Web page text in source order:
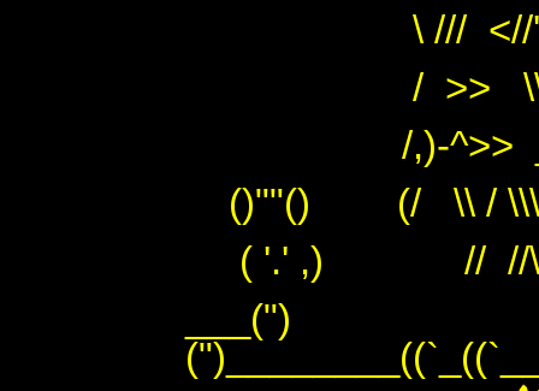
\ /// <//'
/ >>
/,)-^>>
()""() (/ \\ / \\\
( '.' ,) // //
___(")